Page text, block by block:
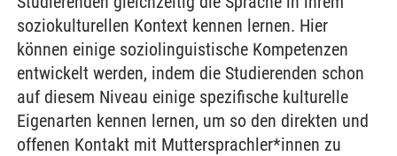
soziokulturellen Kontext kennen lernen. Hier
können einige soziolinguistische Kompetenzen
entwickelt werden, indem die Studierenden schon
auf diesem Niveau einige spezifische kulturelle
Eigenarten kennen lernen, um so den direkten und
offenen Kontakt mit Muttersprachler*innen zu